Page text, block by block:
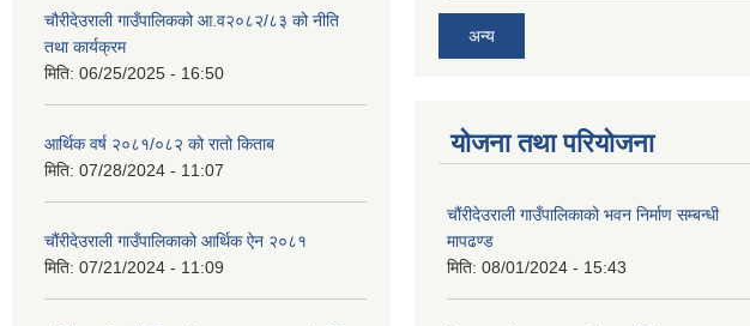
चौरीदेउराली गाउँपालिकको आ.व२०८२/८३ को नीति
तथा कार्यक्रम
मिति: 06/25/2025 - 16:50
आर्थिक वर्ष २०८१/०८२ को रातो किताब
मिति: 07/28/2024 - 11:07
चौंरीदेउराली गाउँपालिकाको आर्थिक ऐन २०८१
मिति: 07/21/2024 - 11:09
अन्य
योजना तथा परियोजना
चौंरीदेउराली गाउँपालिकाको भवन निर्माण सम्बन्धी
मापढण्ड
मिति: 08/01/2024 - 15:43